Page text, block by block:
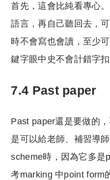
首先，這會比純看專心
語言，再自己聽回去，
時不會寫也會讀，至少
鍵字眼中史不會計錯字扣
7.4 Past paper
Past paper還是要做的
是可以給老師、補習導
scheme時，因為它多是
考marking 中point form